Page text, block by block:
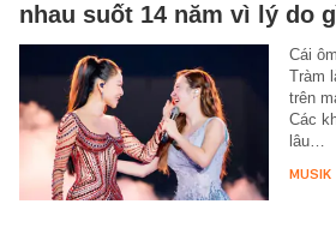
nhau suốt 14 năm vì lý do
Cái
Tràm
trên
Các
lâu…
MUSIK